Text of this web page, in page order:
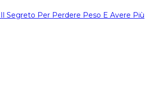
Segreto Per Perdere Peso E Avere Più